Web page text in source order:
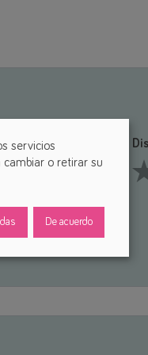
servicios
cambiar o retirar su
De acuerdo